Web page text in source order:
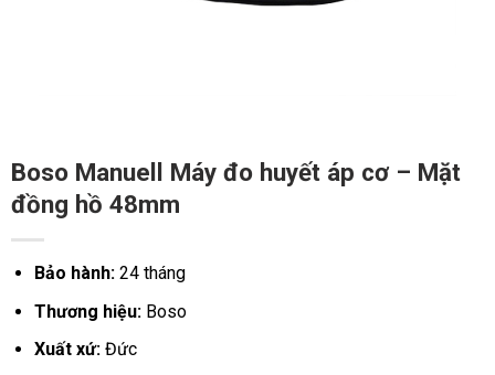
Boso Manuell Máy đo huyết áp cơ – Mặt
đồng hồ 48mm
Bảo hành:24 tháng
Thương hiệu:Boso
Xuất xứ: Đức